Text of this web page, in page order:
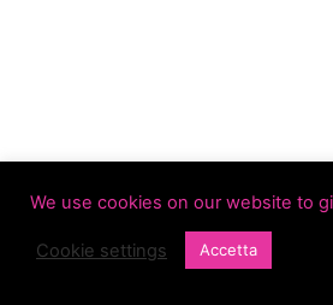
We use cookies on our website to
Cookie settings Accetta